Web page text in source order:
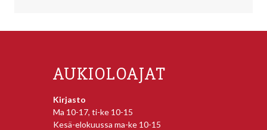
AUKIOLOAJAT
Kirjasto
Ma 10-17, ti-ke 10-15
Kesä-elokuussa ma-ke 10-15